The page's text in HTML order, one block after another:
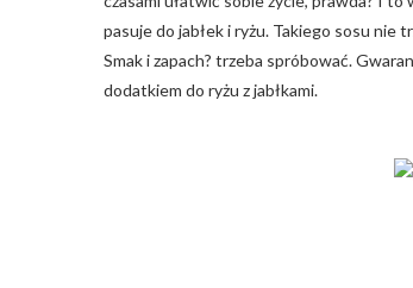
pasuje do jabłek i ryżu. Takiego sosu nie
Smak i zapach? trzeba spróbować.
dodatkiem do ryżu z jabłkami.